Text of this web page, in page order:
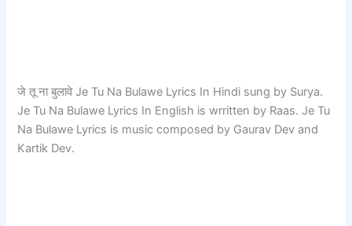
जे तू ना बुलावे Je Tu Na Bulawe Lyrics In Hindi sung by Surya.
Je Tu Na Bulawe Lyrics In English is wrritten by Raas. Je Tu
Na Bulawe Lyrics is music composed by Gaurav Dev and
Kartik Dev.